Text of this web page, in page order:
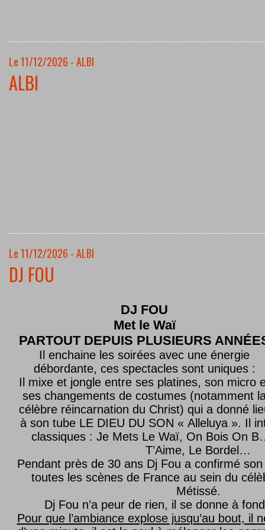
Le 11/12/2026 - ALBI
ALBI
Le 11/12/2026 - ALBI
DJ FOU
DJ FOU
Met le Waï
PARTOUT DEPUIS PLUSIEURS
Il enchaine les soirées avec une énergie
débordante, ces spectacles sont uniques :
Il mixe et jongle entre ses platines, son micro
ses changements de costumes (notamment
célèbre réincarnation du Christ) qui a donné
à son tube LE DIEU DU SON « Alleluya ». Il
classiques : Je Mets Le Waï, On Bois On
T’Aime, Le Bordel…
Pendant près de 30 ans Dj Fou a confirmé son
toutes les scènes de France au sein du
Métissé.
Dj Fou n’a peur de rien, il se donne à
Pour que l’ambiance explose jusqu’au bout, il